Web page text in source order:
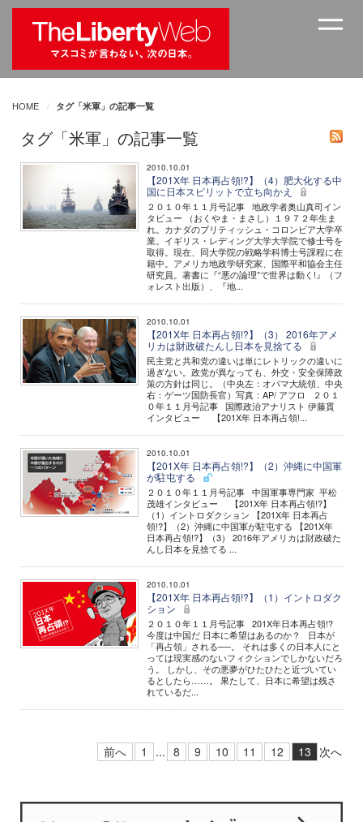
HOME タグ「米軍」の記事一覧
タグ「米軍」の記事一覧
2010.10.01
【201X年 日本再占領!?】（4）肥大化する中
国に日本スピリットで立ち向かえ
２０１０年１１月号記事 地政学者奥山真司イン
タビュー （おくやま・まさし）１９７２年生ま
れ。カナダのブリティッシュ・コロンビア大学卒
業。イギリス・レディング大学大学院で修士号を
取得。現在、同大学院の戦略学科博士号課程に在
籍中。アメリカ地政学研究家、国際平和協会主任
研究員。著書に『“悪の論理”で世界は動く!』（フ
ォレスト出版）、『地...
2010.10.01
【201X年 日本再占領!?】（3） 2016年アメ
リカは財政破たんし日本を見捨てる
民主党と共和党の違いは単にレトリックの違いに
過ぎない。政党が異なっても、外交・安全保障政
策の方針は同じ。（中央左：オバマ大統領、中央
右：ゲーツ国防長官）写真：AP/ アフロ ２０１
０年１１月号記事 国際政治アナリスト 伊藤貫
インタビュー 【201X年 日本再占領!...
2010.10.01
【201X年 日本再占領!?】（2）沖縄に中国軍
が駐屯する
２０１０年１１月号記事 中国軍事専門家 平松
茂雄インタビュー 【201X年 日本再占領!?】
（1）イントロダクション 【201X年 日本再占
領!?】（2）沖縄に中国軍が駐屯する 【201X年
日本再占領!?】（3） 2016年アメリカは財政破た
んし日本を見捨てる ...
2010.10.01
【201X年 日本再占領!?】（1）イントロダク
ション
２０１０年１１月号記事 201X年日本再占領!?
今度は中国だ 日本に希望はあるのか？ 日本が
「再占領」される──。 それは多くの日本人にと
っては現実感のないフィクションでしかないだろ
う。 しかし、その悪夢がひたひたと近づいてい
るとしたら……。 果たして、日本に希望は残さ
れているだ...
前へ 1 ... 8 9 10 11 12 13 次へ